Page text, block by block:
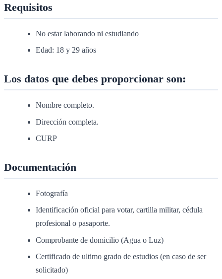
Requisitos
No estar laborando ni estudiando
Edad: 18 y 29 años
Los datos que debes proporcionar son:
Nombre completo.
Dirección completa.
CURP
Documentación
Fotografía
Identificación oficial para votar, cartilla militar, cédula
profesional o pasaporte.
Comprobante de domicilio (Agua o Luz)
Certificado de ultimo grado de estudios (en caso de ser
solicitado)